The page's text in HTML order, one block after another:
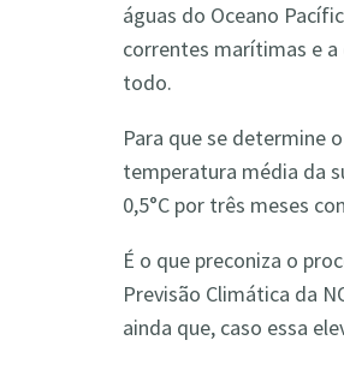
águas do Oceano
correntes marítimas e
todo.
Para que se determine
temperatura média da
0,5°C por três meses
É o que preconiza o
Previsão Climática da
ainda que, caso essa